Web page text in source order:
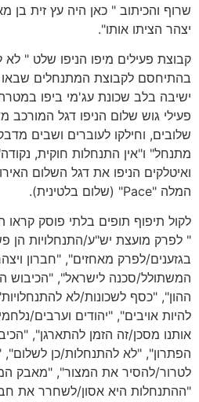
שרוף והכיתוב " כאן היה עץ זית בן
יצהר הציתו אותו".
קבוצת פעילים מיפו הניפו שלט " לא
בהתיחסם לקבוצת המתנחלים שבאו
ישיבה בלב שכונת עג'מי ביפו
פעילי גוש שלום הניפו דגל המורכב
שלובים, וחילקו לעוברים ושבים
מתנחל" ו"אין התנחלות חוקית,
ואיטלקים הניפו את דגל השלום
המלה "Pace" (שלום בלטינית).
לקול תיפוף תופים בלתי פוסק קראו
" לפרק מועצת יש"ע/התנחלויות הן
בגזענים/לפרק מאחזים", "חברון
המשתולל/סכנה לישראל", "הכיבוש
ההון", "כסף לשכונות/לא
להיות אויבים", "יהודים וערבים/
אותנו מסכן/זה הזמן להתארגן",
הפתרון", "לא להתנחלות/כן לשלום",
לטרור/להסיר את המצור", "מאבק
"ההתנחלות היא אסון/לשחרר את